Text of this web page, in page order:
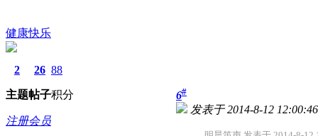
健康快乐
2
主题
26
帖子
88
积分
注册会员
6#
发表于 2014-8-12 12:00:46